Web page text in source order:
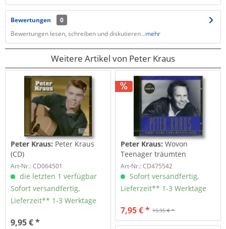
Bewertungen
0
Bewertungen lesen, schreiben und diskutieren...mehr
Weitere Artikel von Peter Kraus
Peter Kraus: Peter Kraus
(CD)
Art-Nr.: CD064501
die letzten 1 verfügbar
Sofort versandfertig,
Lieferzeit** 1-3 Werktage
9,95 € *
Peter Kraus: Wovon
Teenager träumten
Art-Nr.: CD475542
Sofort versandfertig,
Lieferzeit** 1-3 Werktage
15,95 € *
7,95 € *